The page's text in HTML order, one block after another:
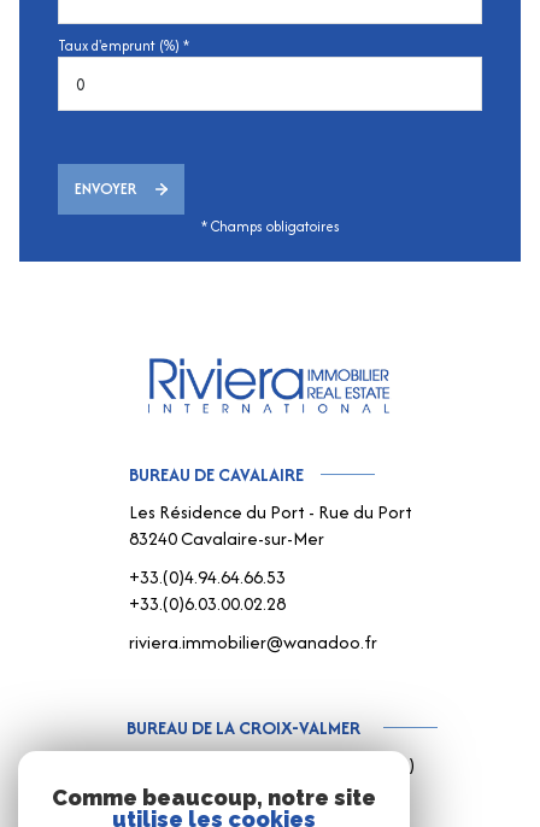
Taux d'emprunt (%) *
ENVOYER
* Champs obligatoires
BUREAU DE CAVALAIRE
Les Résidence du Port - Rue du Port
83240 Cavalaire-sur-Mer
+33.(0)4.94.64.66.53
+33.(0)6.03.00.02.28
riviera.immobilier@wanadoo.fr
BUREAU DE LA CROIX-VALMER
187 Rue Louis Martin ( Rue centrale )
83420 La Croix-Valmer
Comme beaucoup, notre site
utilise les cookies